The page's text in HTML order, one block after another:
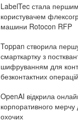
LabelTec стала
користувачем
машини Rotocon RFP
Toppan створила першу
смарткартку з
шифруванням для
безконтактних операцій
OpenAI відкрила
корпоративного мерчу
охочих